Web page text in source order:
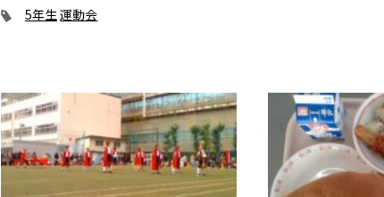
5年生運動会